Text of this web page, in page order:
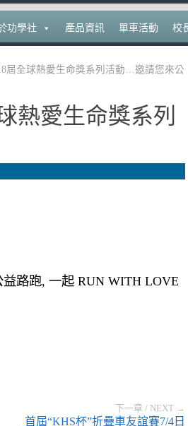
功學社 產品資訊 單車活動 校
屆全球熱愛生命獎系列活動…邀請您來公
熱愛生命獎系列
路跑, 一起 RUN WITH LOVE
下一章 / NEXT →
首屆“KHS杯”折疊車友誼賽7/4日